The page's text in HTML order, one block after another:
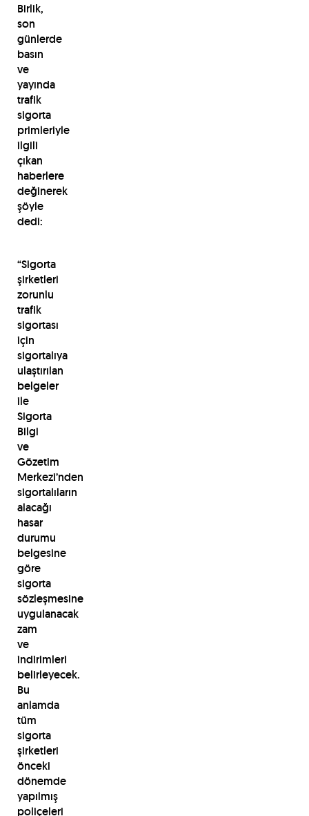
Birlik,
son
günlerde
basın
ve
yayında
trafik
sigorta
primleriyle
ilgili
çıkan
haberlere
değinerek
şöyle
dedi:
“Sigorta
şirketleri
zorunlu
trafik
sigortası
için
sigortalıya
ulaştırılan
belgeler
ile
Sigorta
Bilgi
ve
Gözetim
Merkezi’nden
sigortalıların
alacağı
hasar
durumu
belgesine
göre
sigorta
sözleşmesine
uygulanacak
zam
ve
indirimleri
belirleyecek.
Bu
anlamda
tüm
sigorta
şirketleri
önceki
dönemde
yapılmış
poliçeleri